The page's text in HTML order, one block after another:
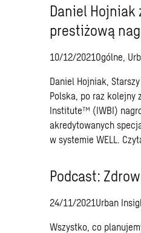
Daniel Hojniak
prestiżową
10/12/2021Ogólne,
Daniel Hojniak,
Polska, po raz kolejny
Institute™ (IWBI)
akredytowanych
w systemie WELL.
Podcast:
24/11/2021Urban
Wszystko, co